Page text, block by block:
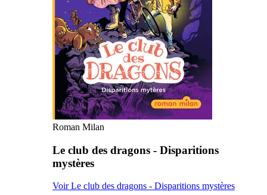
Roman Milan
Le club des dragons - Disparitions
mystères
Voir Le club des dragons - Disparitions mystères